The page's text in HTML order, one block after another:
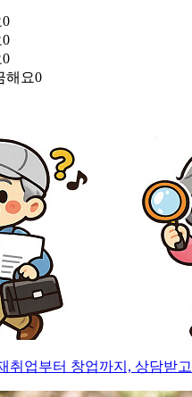
0
0
0
해요0
취업부터 창업까지, 상담받